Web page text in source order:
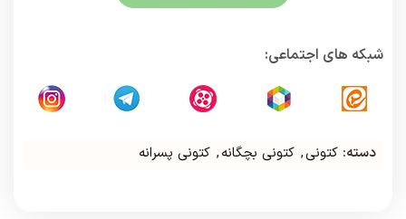
شبکه های اجتماعی:
دسته: کتونی, کتونی بچگانه, کتونی پسرانه